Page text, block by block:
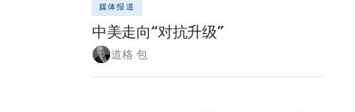
媒体报道
中美走向“对抗升级”
道格 包